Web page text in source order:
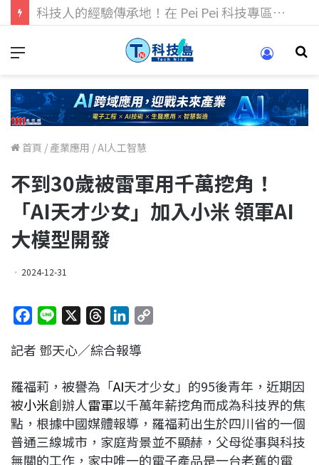
科技人找工作，就到TECH+ 科技專區!
首頁 / 產業應用 /AI人工智慧
不到30歲被雷軍用千萬挖角！
「AI天才少女」加入小米 領軍AI
大模型開發
2024-12-31
c
b
o
o
k
n
r
a
d
s
n
e
d
I
n
L
i
n
k
記者 鄧天心／綜合報導
羅福莉，被譽為「AI天才少女」的95後青年，近期因
被小米創辦人雷軍以千萬年薪挖角而成為科技界的焦
點，根據中國媒體報導，羅福莉出生於四川省的一個
普通三線城市，家庭背景並不顯赫，父母從事與科技
無關的工作，家中唯一的電子產品是一台老舊的電